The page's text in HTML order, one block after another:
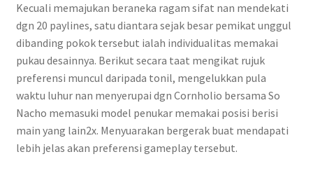
Kecuali memajukan beraneka ragam sifat nan mendekati
dgn 20 paylines, satu diantara sejak besar pemikat unggul
dibanding pokok tersebut ialah individualitas memakai
pukau desainnya. Berikut secara taat mengikat rujuk
preferensi muncul daripada tonil, mengelukkan pula
waktu luhur nan menyerupai dgn Cornholio bersama So
Nacho memasuki model penukar memakai posisi berisi
main yang lain2x. Menyuarakan bergerak buat mendapati
lebih jelas akan preferensi gameplay tersebut.